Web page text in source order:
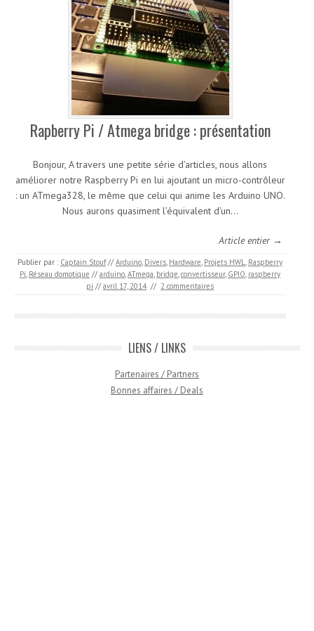
Rapberry Pi / Atmega bridge : présentation
Bonjour, A travers une petite série d’articles, nous allons
améliorer notre Raspberry Pi en lui ajoutant un micro-contrôleur
: un ATmega328, le même que celui qui anime les Arduino UNO.
Nous aurons quasiment l’équivalent d’un…
Article entier →
Publier par : Captain Stouf // Arduino, Divers, Hardware, Projets HWL, Raspberry
Pi, Réseau domotique // arduino,ATmega, bridge,convertisseur, GPIO, raspberry
pi // avril 17, 2014 // 2 commentaires
LIENS / LINKS
Partenaires / Partners
Bonnes affaires / Deals